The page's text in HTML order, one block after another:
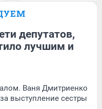
депутатов,
лучшим и
Ваня Дмитриенко
выступление сестры